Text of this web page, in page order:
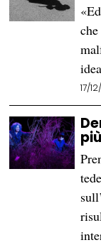
17/